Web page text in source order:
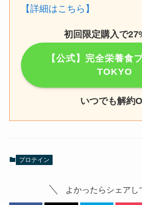
【詳細はこちら】
初回限定購入で
【公式】完全栄養食
TOKYO
いつでも解約
プロテイン
よかったらシェアし